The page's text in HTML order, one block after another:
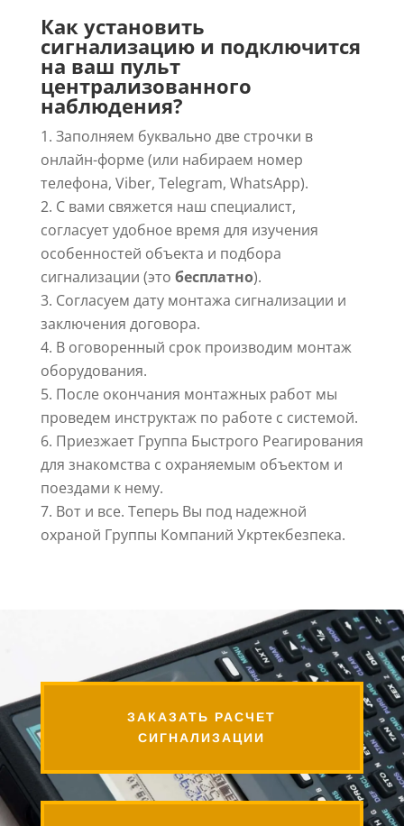
Как установить
сигнализацию и подключится
на ваш пульт
централизованного
наблюдения?
Заполняем буквально две строчки в
онлайн-форме (или набираем номер
телефона, Viber, Telegram, WhatsApp).
С вами свяжется наш специалист,
согласует удобное время для изучения
особенностей объекта и подбора
сигнализации (это бесплатно).
Согласуем дату монтажа сигнализации и
заключения договора.
В оговоренный срок производим монтаж
оборудования.
После окончания монтажных работ мы
проведем инструктаж по работе с системой.
Приезжает Группа Быстрого Реагирования
для знакомства с охраняемым объектом и
поездами к нему.
Вот и все. Теперь Вы под надежной
охраной Группы Компаний Укртекбезпека.
ЗАКАЗАТЬ РАСЧЕТ
СИГНАЛИЗАЦИИ